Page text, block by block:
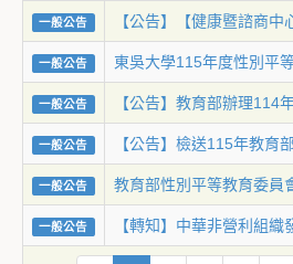
一般公告 【公告】【健康暨諮商
一般公告 東吳大學115年度性別平
一般公告 【公告】教育部辦理114
一般公告 【公告】檢送115年教
一般公告 教育部性別平等教育委員
一般公告 【轉知】中華非營利組